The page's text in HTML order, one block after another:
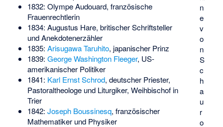
n
e
v
o
n
S
c
h
a
u
r
o
1832: Olympe Audouard, französische
Frauenrechtlerin
1834: Augustus Hare, britischer Schriftsteller
und Anekdotenerzähler
1835: Arisugawa Taruhito, japanischer Prinz
1839: George Washington Fleeger, US-
amerikanischer Politiker
1841: Karl Ernst Schrod, deutscher Priester,
Pastoraltheologe und Liturgiker, Weihbischof in
Trier
1842: Joseph Boussinesq, französischer
Mathematiker und Physiker